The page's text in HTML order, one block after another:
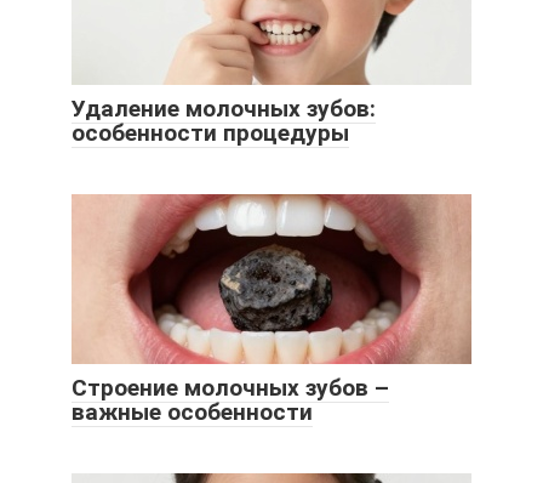
Удаление молочных зубов:
особенности процедуры
Строение молочных зубов –
важные особенности